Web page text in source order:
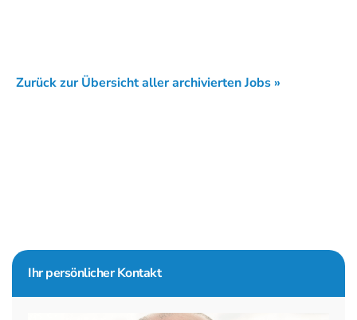
Zurück zur Übersicht aller archivierten Jobs »
Seitenspalte
Ihr persönlicher Kontakt